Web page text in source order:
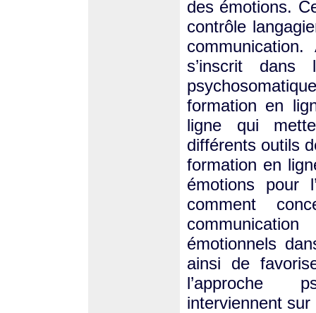
des émotions.
contrôle
s’inscrit
formation en
ligne qui
différents outils
formation en
émotions pour
comment
émotionnels
ainsi de
l’approche
interviennent